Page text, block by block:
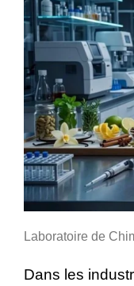
Laboratoire de
Dans les